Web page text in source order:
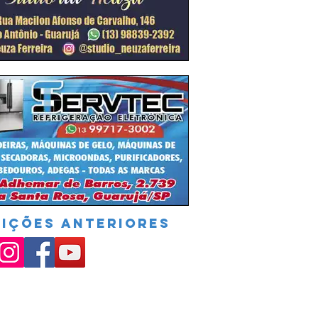
ANTERIORES